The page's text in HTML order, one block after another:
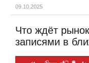
09.10.2025
Что ждёт
записями в